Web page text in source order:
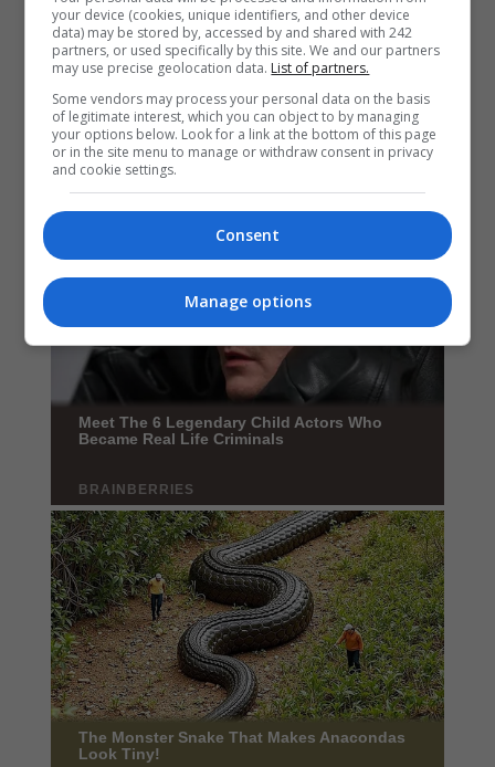
your device (cookies, unique identifiers, and other device
data) may be stored by, accessed by and shared with 242
partners, or used specifically by this site. We and our partners
may use precise geolocation data. List of partners.
Some vendors may process your personal data on the basis
of legitimate interest, which you can object to by managing
your options below. Look for a link at the bottom of this page
or in the site menu to manage or withdraw consent in privacy
and cookie settings.
Consent
Manage options